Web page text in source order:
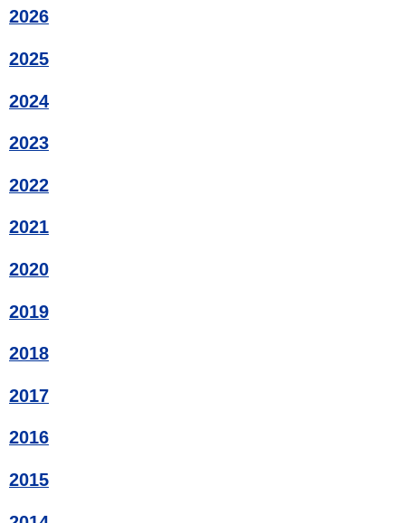
2026
2025
2024
2023
2022
2021
2020
2019
2018
2017
2016
2015